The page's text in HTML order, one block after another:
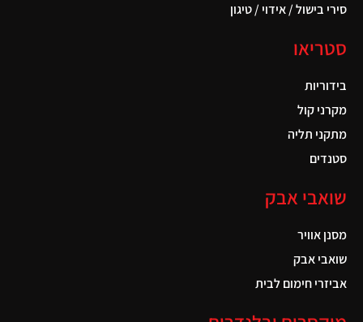
סירי בישול / אידוי / טיגון
סטריאו
בידוריות
מקרני קול
מתקני תליה
סטנדים
שואבי אבק
מסנן אוויר
שואבי אבק
אביזרי חימום לבית